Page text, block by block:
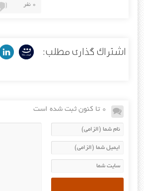
0 نفر
اشتراک گذاری مطلب:
0 تا کنون ثبت شده است